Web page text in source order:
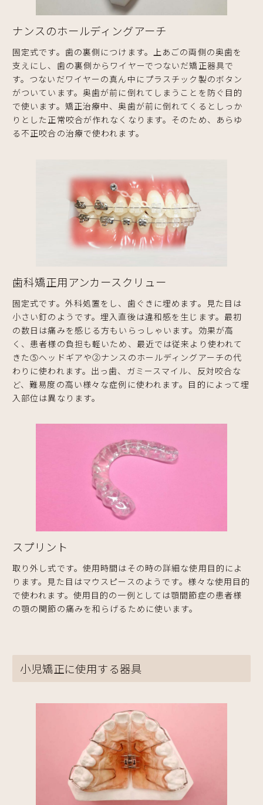
ナンスのホールディングアーチ
固定式です。歯の裏側につけます。上あごの両側の奥歯を
支えにし、歯の裏側からワイヤーでつないだ矯正器具で
す。つないだワイヤーの真ん中にプラスチック製のボタン
がついています。奥歯が前に倒れてしまうことを防ぐ目的
で使います。矯正治療中、奥歯が前に倒れてくるとしっか
りとした正常咬合が作れなくなります。そのため、あらゆ
る不正咬合の治療で使われます。
歯科矯正用アンカースクリュー
固定式です。外科処置をし、歯ぐきに埋めます。見た目は
小さい釘のようです。埋入直後は違和感を生じます。最初
の数日は痛みを感じる方もいらっしゃいます。効果が高
く、患者様の負担も軽いため、最近では従来より使われて
きた⑤ヘッドギアや②ナンスのホールディングアーチの代
わりに使われます。出っ歯、ガミースマイル、反対咬合な
ど、難易度の高い様々な症例に使われます。目的によって埋
入部位は異なります。
スプリント
取り外し式です。使用時間はその時の詳細な使用目的によ
ります。見た目はマウスピースのようです。様々な使用目的
で使われます。使用目的の一例としては顎間節症の患者様
の顎の関節の痛みを和らげるために使います。
小児矯正に使用する器具